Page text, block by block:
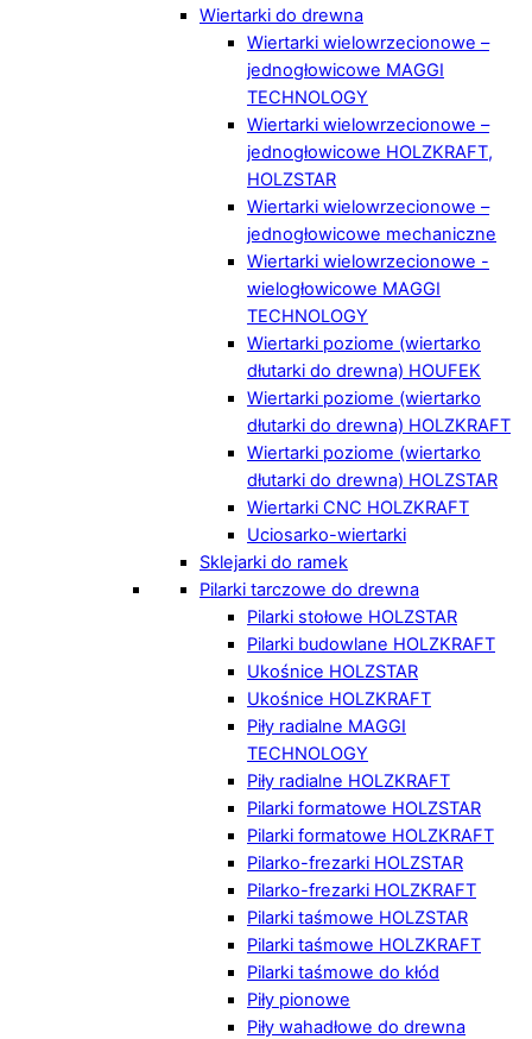
Wiertarki do drewna
Wiertarki wielowrzecionowe –
jednogłowicowe MAGGI
TECHNOLOGY
Wiertarki wielowrzecionowe –
jednogłowicowe HOLZKRAFT,
HOLZSTAR
Wiertarki wielowrzecionowe –
jednogłowicowe mechaniczne
Wiertarki wielowrzecionowe -
wielogłowicowe MAGGI
TECHNOLOGY
Wiertarki poziome (wiertarko
dłutarki do drewna) HOUFEK
Wiertarki poziome (wiertarko
dłutarki do drewna) HOLZKRAFT
Wiertarki poziome (wiertarko
dłutarki do drewna) HOLZSTAR
Wiertarki CNC HOLZKRAFT
Uciosarko-wiertarki
Sklejarki do ramek
Pilarki tarczowe do drewna
Pilarki stołowe HOLZSTAR
Pilarki budowlane HOLZKRAFT
Ukośnice HOLZSTAR
Ukośnice HOLZKRAFT
Piły radialne MAGGI
TECHNOLOGY
Piły radialne HOLZKRAFT
Pilarki formatowe HOLZSTAR
Pilarki formatowe HOLZKRAFT
Pilarko-frezarki HOLZSTAR
Pilarko-frezarki HOLZKRAFT
Pilarki taśmowe HOLZSTAR
Pilarki taśmowe HOLZKRAFT
Pilarki taśmowe do kłód
Piły pionowe
Piły wahadłowe do drewna